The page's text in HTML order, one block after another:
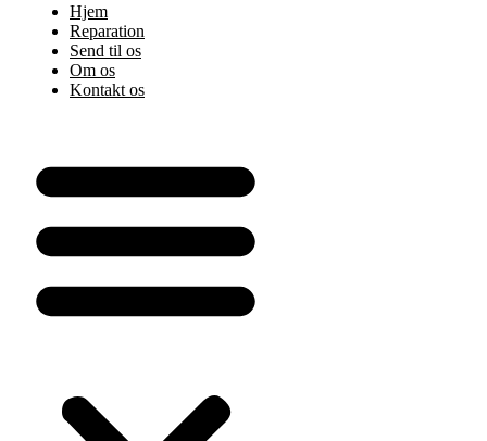
Hjem
Reparation
Send til os
Om os
Kontakt os